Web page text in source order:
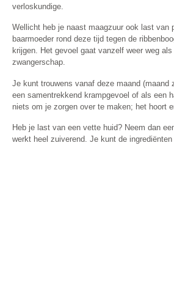
verloskundige.
Wellicht heb je naast maagzuur ook last
baarmoeder rond deze tijd tegen de
krijgen. Het gevoel gaat vanzelf weer weg
zwangerschap.
Je kunt trouwens vanaf deze maand
een samentrekkend krampgevoel of als een
niets om je zorgen over te maken; het hoort
Heb je last van een vette huid? Neem dan
werkt heel zuiverend. Je kunt de